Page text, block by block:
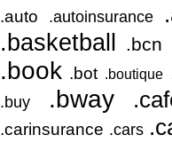
.auto .autoinsurance
.basketball
.bcn
.book .bot .boutique
.buy .bway
.carinsurance .cars